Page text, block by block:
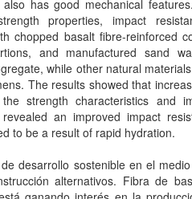
has good mechanical
properties, impact
chopped basalt fibre-reinforced
and manufactured sand
while other natural
The results showed that
strength characteristics and
an improved impact
to be a result of rapid hydration.
desarrollo sostenible en el
alternativos. Fibra de